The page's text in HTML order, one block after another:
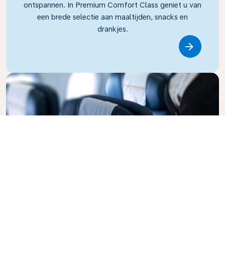
ontspannen. In Premium Comfort Class geniet u van
een brede selectie aan maaltijden, snacks en
drankjes.